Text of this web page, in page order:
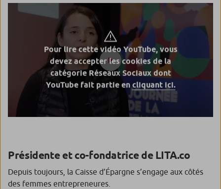
Pour lire cette vidéo YouTube, vous
devez accepter les cookies de la
catégorie Réseaux Sociaux dont
YouTube fait partie en cliquant ici.
Présidente et co-fondatrice de LITA.co
Depuis toujours, la Caisse d’Épargne s’engage aux côtés
des femmes entrepreneures.